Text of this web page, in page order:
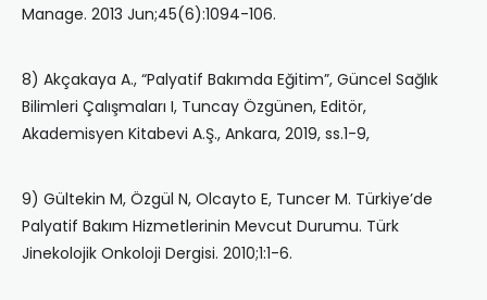
Manage. 2013 Jun;45(6):1094-106.
8) Akçakaya A., “Palyatif Bakımda Eğitim”, Güncel Sağlık
Bilimleri Çalışmaları I, Tuncay Özgünen, Editör,
Akademisyen Kitabevi A.Ş., Ankara, 2019, ss.1-9,
9) Gültekin M, Özgül N, Olcayto E, Tuncer M. Türkiye’de
Palyatif Bakım Hizmetlerinin Mevcut Durumu. Türk
Jinekolojik Onkoloji Dergisi. 2010;1:1-6.